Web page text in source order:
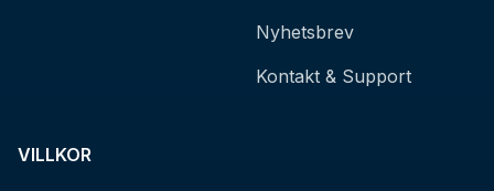
Nyhetsbrev
Kontakt & Support
VILLKOR